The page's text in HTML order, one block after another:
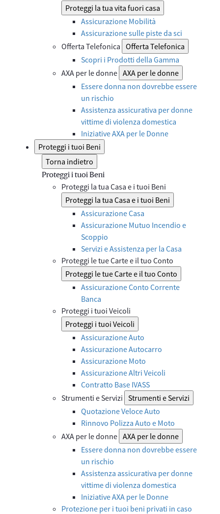
Proteggi la tua vita fuori casa
Assicurazione Mobilità
Assicurazione sulle piste da sci
Offerta Telefonica Offerta Telefonica
Scopri i Prodotti della Gamma
AXA per le donne AXA per le donne
Essere donna non dovrebbe essere
un rischio
Assistenza assicurativa per donne
vittime di violenza domestica
Iniziative AXA per le Donne
Proteggi i tuoi Beni
Torna indietro
Proteggi i tuoi Beni
Proteggi la tua Casa e i tuoi Beni
Proteggi la tua Casa e i tuoi Beni
Assicurazione Casa
Assicurazione Mutuo Incendio e
Scoppio
Servizi e Assistenza per la Casa
Proteggi le tue Carte e il tuo Conto
Proteggi le tue Carte e il tuo Conto
Assicurazione Conto Corrente
Banca
Proteggi i tuoi Veicoli
Proteggi i tuoi Veicoli
Assicurazione Auto
Assicurazione Autocarro
Assicurazione Moto
Assicurazione Altri Veicoli
Contratto Base IVASS
Strumenti e Servizi Strumenti e Servizi
Quotazione Veloce Auto
Rinnovo Polizza Auto e Moto
AXA per le donne AXA per le donne
Essere donna non dovrebbe essere
un rischio
Assistenza assicurativa per donne
vittime di violenza domestica
Iniziative AXA per le Donne
Protezione per i tuoi beni privati in caso